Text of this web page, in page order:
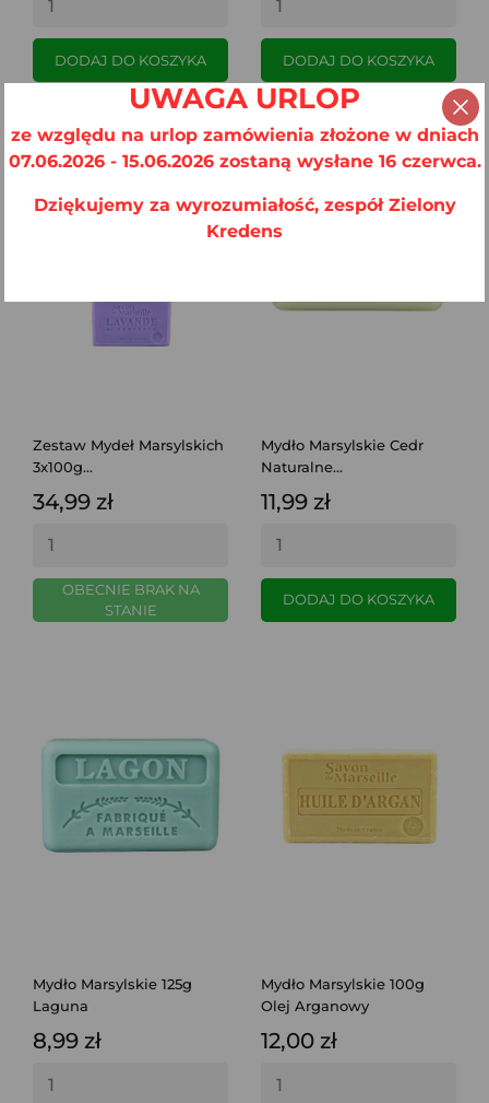
DODAJ DO KOSZYKA DODAJ DO KOSZYKA
Zestaw Mydeł Marsylskich
3x100g...
34,99 zł
OBECNIE BRAK NA
STANIE
OBECNIE BRAK NA STANIE
Mydło Marsylskie Cedr
Naturalne...
11,99 zł
DODAJ DO KOSZYKA
Mydło Marsylskie 125g
Laguna
8,99 zł
Mydło Marsylskie 100g
Olej Arganowy
12,00 zł
UWAGA URLOP
ze względu na urlop zamówienia złożone w dniach
07.06.2026 - 15.06.2026 zostaną wysłane 16 czerwca.
Dziękujemy za wyrozumiałość, zespół Zielony
Kredens